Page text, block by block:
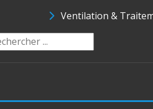
Ventilation &